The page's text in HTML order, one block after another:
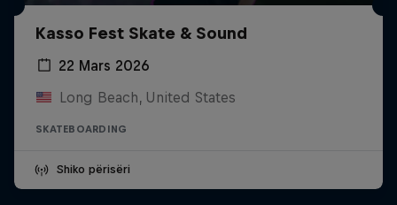
Kasso Fest Skate & Sound
22 Mars 2026
Long Beach, United States
SKATEBOARDING
Shiko përisëri